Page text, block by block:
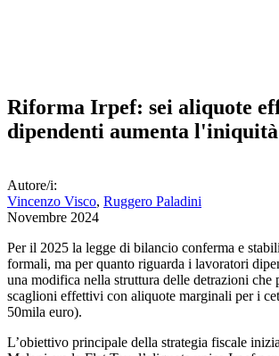
Riforma Irpef: sei aliquote
dipendenti aumenta l'iniquità
Autore/i:
Vincenzo Visco, Ruggero Paladini
Novembre 2024
Per il 2025 la legge di bilancio conferma e
formali, ma per quanto riguarda i lavoratori
una modifica nella struttura delle detrazioni che
scaglioni effettivi con aliquote marginali per i
50mila euro).
L’obiettivo principale della strategia fiscale